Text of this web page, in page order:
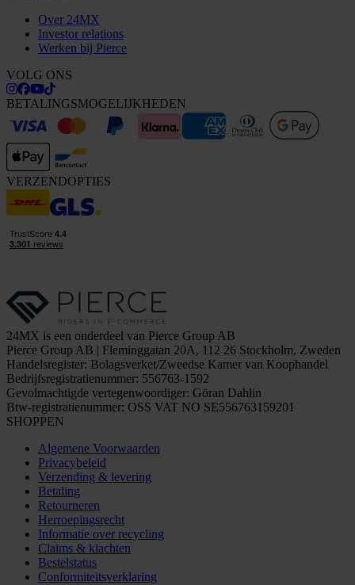
Over 24MX
Investor relations
Werken bij Pierce
VOLG ONS
BETALINGSMOGELIJKHEDEN
VERZENDOPTIES
24MX is een onderdeel van Pierce Group AB
Pierce Group AB | Fleminggatan 20A, 112 26 Stockholm, Zweden
Handelsregister: Bolagsverket/Zweedse Kamer van Koophandel
Bedrijfsregistratienummer: 556763-1592
Gevolmachtigde vertegenwoordiger: Göran Dahlin
Btw-registratienummer: OSS VAT NO SE556763159201
SHOPPEN
Algemene Voorwaarden
Privacybeleid
Verzending & levering
Betaling
Retourneren
Herroepingsrecht
Informatie over recycling
Claims & klachten
Bestelstatus
Conformiteitsverklaring